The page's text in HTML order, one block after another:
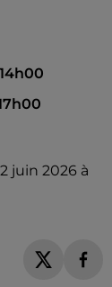
juin 2026 à